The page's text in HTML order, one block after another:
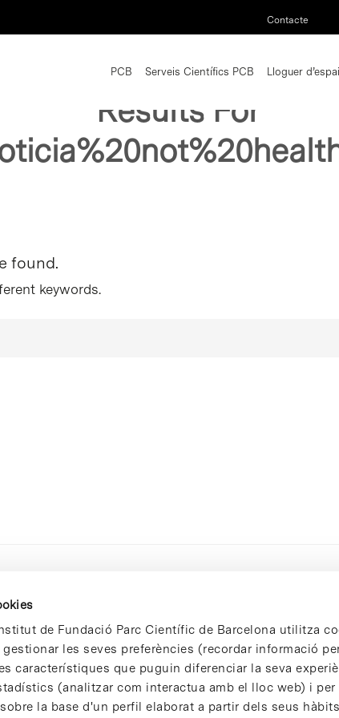
de Fundació Parc Científic de Barcelona utilitza
les seves preferències (recordar informació
característiques que puguin diferenciar la seva
(analitzar com interactua amb el lloc web) i per
la base d'un perfil elaborat a partir dels seus
Contacte
PCB Serveis Científics PCB Lloguer
Results For
found.
keywords.